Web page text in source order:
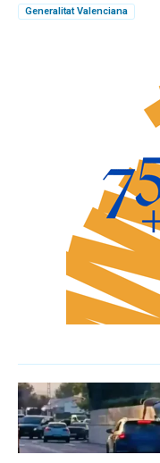
Generalitat Valenciana